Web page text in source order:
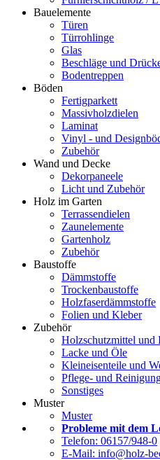
Bauelemente
Türen
Türrohlinge
Glas
Beschläge und
Bodentreppen
Böden
Fertigparkett
Massivholzdielen
Laminat
Vinyl - und
Zubehör
Wand und Decke
Dekorpaneele
Licht und Zubehör
Holz im Garten
Terrassendielen
Zaunelemente
Gartenholz
Zubehör
Baustoffe
Dämmstoffe
Trockenbaustoffe
Holzfaserdämmstoffe
Folien und Kleber
Zubehör
Holzschutzmittel und
Lacke und Öle
Kleineisenteile und
Pflege- und
Sonstiges
Muster
Muster
Probleme mit dem
Telefon: 06157/948-0
E-Mail: info@holz-